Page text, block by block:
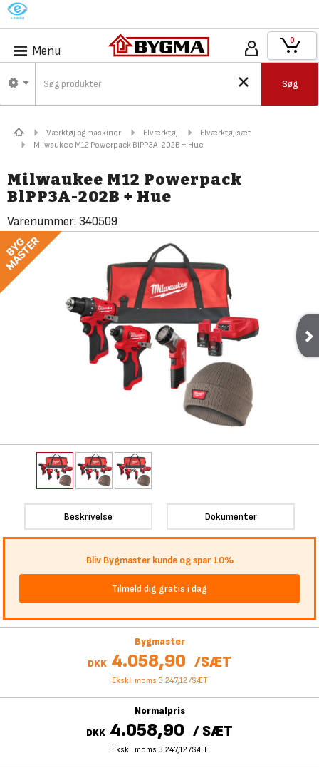
M
Menu
Søg
0
Værktøj og maskiner Elværktøj
Elværktøj sæt
Milwaukee M12 Powerpack BlPP3A-202B + Hue
Milwaukee M12 Powerpack
BlPP3A-202B + Hue
Varenummer: 340509
Beskrivelse Dokumenter
Bliv Bygmaster kunde og spar 10%
Tilmeld dig gratis i dag
Bygmaster
DKK 4.058,90 /SÆT
Ekskl. moms 3.247,12 /SÆT
Normalpris
DKK 4.058,90 /SÆT
Ekskl. moms 3.247,12 /SÆT